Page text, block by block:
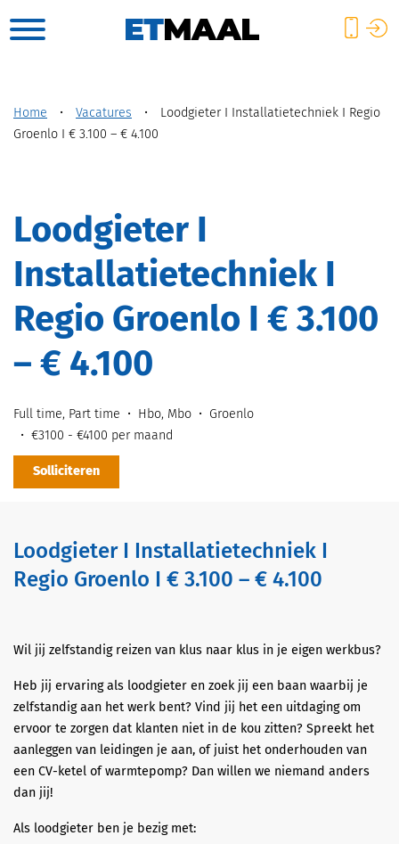
Home • Vacatures •
Loodgieter I Installatietechniek I Regio
Groenlo I € 3.100 – € 4.100
Loodgieter I
Installatietechniek I
Regio Groenlo I € 3.100
– € 4.100
Full time, Part time Hbo, Mbo
Groenlo
€3100 - €4100 per maand
Solliciteren
Loodgieter I Installatietechniek I
Regio Groenlo I € 3.100 – € 4.100
Wil jij zelfstandig reizen van klus naar klus in je eigen werkbus?
Heb jij ervaring als loodgieter en zoek jij een baan waarbij je
zelfstandig aan het werk bent? Vind jij het een uitdaging om
ervoor te zorgen dat klanten niet in de kou zitten? Spreekt het
aanleggen van leidingen je aan, of juist het onderhouden van
een CV-ketel of warmtepomp? Dan willen we niemand anders
dan jij!
Als loodgieter ben je bezig met: